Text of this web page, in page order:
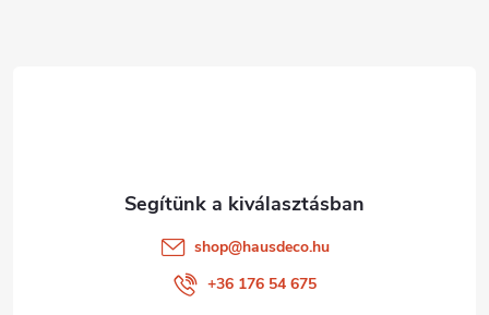
shop@hausdeco.hu
+36 176 54 675